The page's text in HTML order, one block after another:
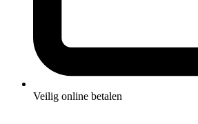
Veilig online betalen